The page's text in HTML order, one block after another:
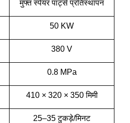
मुफ्त स्पेयर पार्ट्स प्रतिस्थापन
50 KW
380 V
0.8 MPa
410 × 320 × 350 मिमी
25–35 टुकड़े/मिनट